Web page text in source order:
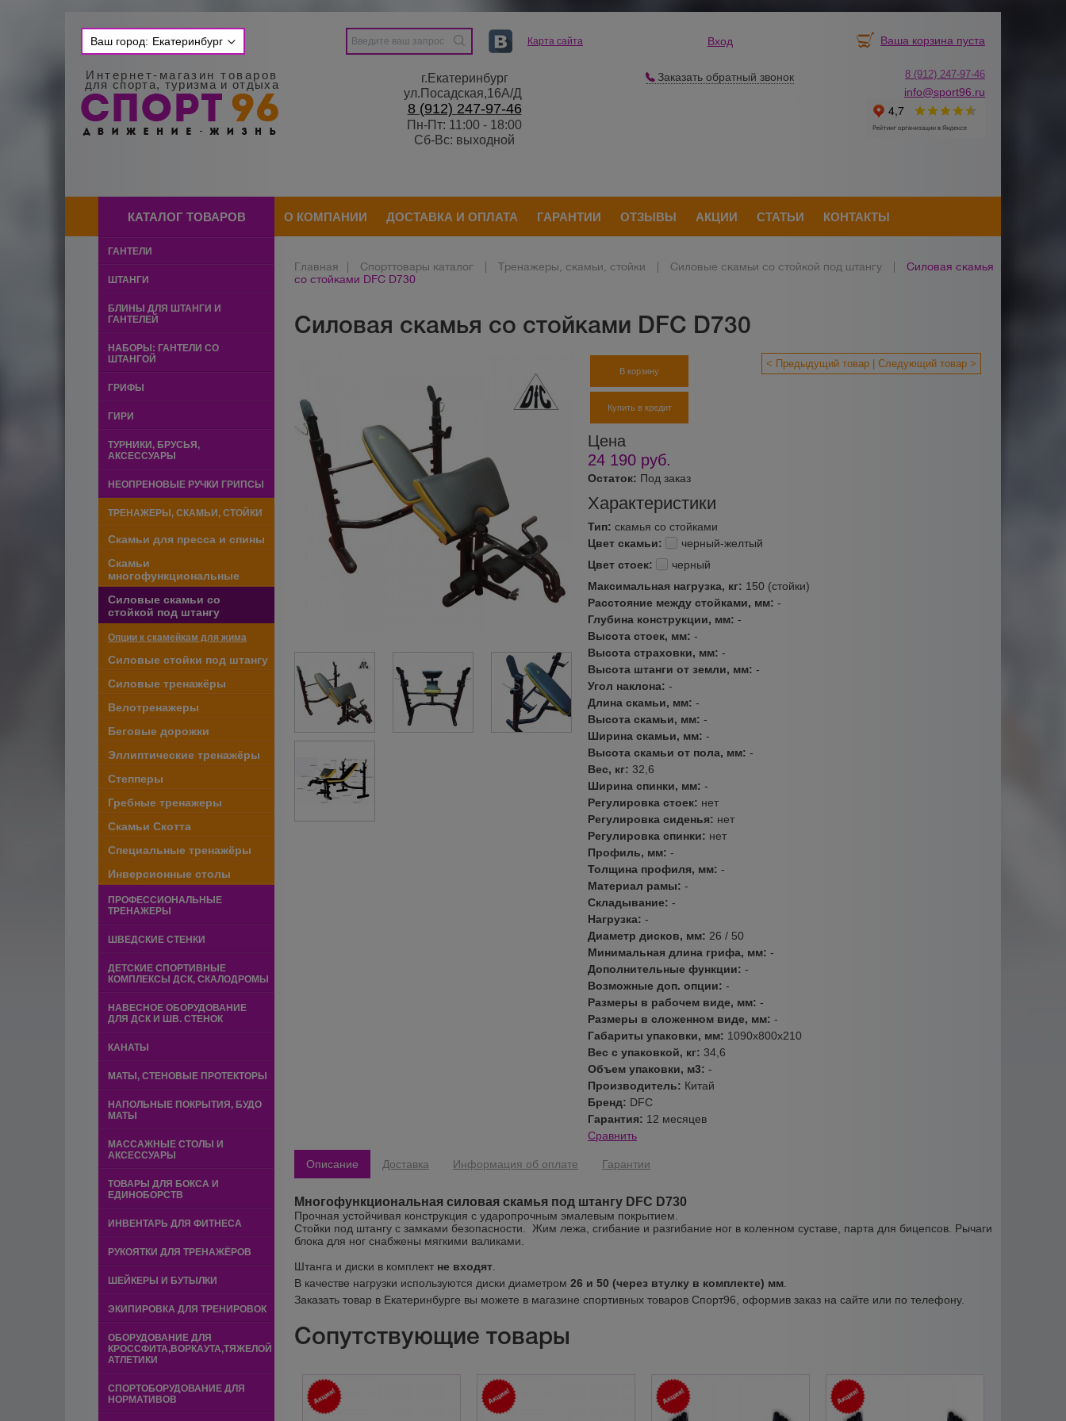
Ваш город: Екатеринбург
Интернет-магазин товаров
для спорта, туризма и отдыха
Карта сайта
г.Екатеринбург
ул.Посадская,16А/Д
8 (912) 247-97-46
Пн-Пт: 11:00 - 18:00
Сб-Вс: выходной
Вход
Заказать обратный звонок
Ваша корзина пуста
8 (912) 247-97-46
info@sport96.ru
КАТАЛОГ ТОВАРОВ О КОМПАНИИ ДОСТАВКА И ОПЛАТА ГАРАНТИИ ОТЗЫВЫ АКЦИИ СТАТЬИ КОНТАКТЫ
ГАНТЕЛИ
ШТАНГИ
БЛИНЫ ДЛЯ ШТАНГИ И
ГАНТЕЛЕЙ
НАБОРЫ: ГАНТЕЛИ СО
ШТАНГОЙ
ГРИФЫ
ГИРИ
ТУРНИКИ, БРУСЬЯ,
АКСЕССУАРЫ
НЕОПРЕНОВЫЕ РУЧКИ ГРИПСЫ
ТРЕНАЖЕРЫ, СКАМЬИ, СТОЙКИ
Скамьи для пресса и спины
Скамьи
многофункциональные
Силовые скамьи со
стойкой под штангу
Опции к скамейкам для жима
Силовые стойки под штангу
Силовые тренажёры
Велотренажеры
Беговые дорожки
Эллиптические тренажёры
Степперы
Гребные тренажеры
Скамьи Скотта
Специальные тренажёры
Инверсионные столы
ПРОФЕССИОНАЛЬНЫЕ
ТРЕНАЖЕРЫ
ШВЕДСКИЕ СТЕНКИ
ДЕТСКИЕ СПОРТИВНЫЕ
КОМПЛЕКСЫ ДСК, СКАЛОДРОМЫ
НАВЕСНОЕ ОБОРУДОВАНИЕ
ДЛЯ ДСК И ШВ. СТЕНОК
КАНАТЫ
МАТЫ, СТЕНОВЫЕ ПРОТЕКТОРЫ
НАПОЛЬНЫЕ ПОКРЫТИЯ, БУДО
МАТЫ
МАССАЖНЫЕ СТОЛЫ И
АКСЕССУАРЫ
ТОВАРЫ ДЛЯ БОКСА И
ЕДИНОБОРСТВ
ИНВЕНТАРЬ ДЛЯ ФИТНЕСА
РУКОЯТКИ ДЛЯ ТРЕНАЖЁРОВ
ШЕЙКЕРЫ И БУТЫЛКИ
ЭКИПИРОВКА ДЛЯ ТРЕНИРОВОК
ОБОРУДОВАНИЕ ДЛЯ
КРОССФИТА,ВОРКАУТА,ТЯЖЕЛОЙ
АТЛЕТИКИ
СПОРТОБОРУДОВАНИЕ ДЛЯ
НОРМАТИВОВ
Главная Спорттовары каталог Тренажеры, скамьи, стойки Силовые скамьи со стойкой под штангу
Силовая скамья
со стойками DFC D730
Силовая скамья со стойками DFC D730
< Предыдущий товар Следующий товар >
Остаток: Под заказ
Характеристики
Тип: скамья со стойками
Цвет скамьи:
черный-желтый
Цвет стоек:
черный
Максимальная нагрузка, кг: 150 (стойки)
Расстояние между стойками, мм: -
Глубина конструкции, мм: -
Высота стоек, мм: -
Высота страховки, мм: -
Высота штанги от земли, мм: -
Угол наклона: -
Длина скамьи, мм: -
Высота скамьи, мм: -
Ширина скамьи, мм: -
Высота скамьи от пола, мм: -
Вес, кг: 32,6
Ширина спинки, мм: -
Регулировка стоек: нет
Регулировка сиденья: нет
Регулировка спинки: нет
Профиль, мм: -
Толщина профиля, мм: -
Материал рамы: -
Складывание: -
Нагрузка: -
Диаметр дисков, мм: 26 / 50
Минимальная длина грифа, мм: -
Дополнительные функции: -
Возможные доп. опции: -
Размеры в рабочем виде, мм: -
Размеры в сложенном виде, мм: -
Габариты упаковки, мм: 1090х800х210
Вес с упаковкой, кг: 34,6
Объем упаковки, м3: -
Производитель: Китай
Бренд: DFC
Гарантия: 12 месяцев
Цена
24 190 руб.
В корзину
Купить в кредит
Сравнить
Описание Доставка Информация об оплате Гарантии
Многофункциональная силовая скамья под штангу DFC D730
Прочная устойчивая конструкция с ударопрочным эмалевым покрытием.
Стойки под штангу с замками безопасности. Жим лежа, сгибание и разгибание ног в коленном суставе, парта для бицепсов. Рычаги
блока для ног снабжены мягкими валиками.
Штанга и диски в комплект не входят
В качестве нагрузки используются диски диаметром 26 и 50 (через втулку в комплекте) мм
Заказать товар в Екатеринбурге вы можете в магазине спортивных товаров Спорт96, оформив заказ на сайте или по телефону.
Сопутствующие товары